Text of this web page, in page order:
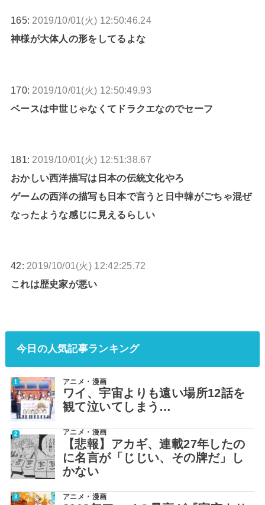
165: 2019/10/01(火) 12:50:46.24
神様が大体人の形をしてるよな
170: 2019/10/01(火) 12:50:49.93
ベースは中世じゃなくてドラクエなのでセーフ
181: 2019/10/01(火) 12:51:38.67
おかしい西洋描写は日本の伝統文化やろ
ゲームの西洋の描写も日本で言うと日中韓がごちゃ混ぜ
なったような感じに見えるらしい
42: 2019/10/01(火) 12:42:25.72
これは歴史家が悪い
今日の人気記事ランキング
アニメ・漫画
ワイ、宇宙よりも遠い場所12話を
観て泣いてしまう…
アニメ・漫画
【悲報】アカギ、連載27年したの
に名言が「じじい、その牌だ」し
かない
アニメ・漫画